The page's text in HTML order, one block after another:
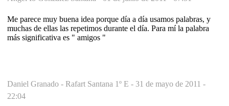
Me parece muy buena idea porque día a día usamos palabras, y
muchas de ellas las repetimos durante el día. Para mí la palabra
más significativa es " amigos "
Daniel Granado - Rafart Santana 1º E - 31 de mayo de 2011 -
22:04